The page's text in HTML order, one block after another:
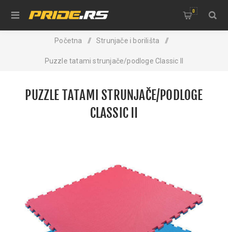
0
Početna / Strunjače i borilišta /
Puzzle tatami strunjače/podloge Classic II
PUZZLE TATAMI STRUNJAČE/PODLOGE
CLASSIC II